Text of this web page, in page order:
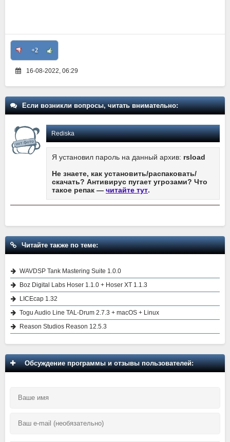
+2
16-08-2022, 06:29
Если возникли вопросы, читать внимательно:
Rediska
Я установил пароль на данный архив: rsload
Не знаете, как установить/распаковать/
скачать? Антивирус пугает угрозами? Что
такое репак — читайте тут.
Читайте также по теме:
WAVDSP Tank Mastering Suite 1.0.0
Boz Digital Labs Hoser 1.1.0 + Hoser XT 1.1.3
LICEcap 1.32
Togu Audio Line TAL-Drum 2.7.3 + macOS + Linux
Reason Studios Reason 12.5.3
Обсуждение программы и отзывы пользователей: